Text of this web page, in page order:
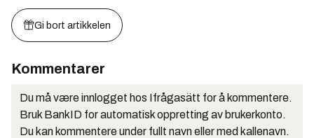
Gi bort artikkelen
Kommentarer
Du må være innlogget hos Ifrågasätt for å kommentere.
Bruk BankID for automatisk oppretting av brukerkonto.
Du kan kommentere under fullt navn eller med kallenavn.